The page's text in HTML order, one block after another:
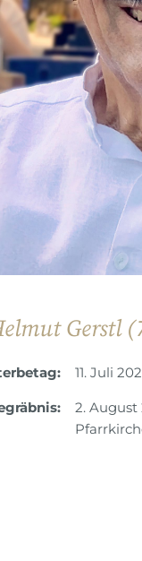
Gerstl
11. Juli
2. August